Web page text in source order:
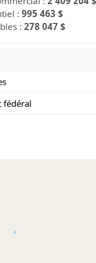
:995 463 $
:278 047 $
fédéral